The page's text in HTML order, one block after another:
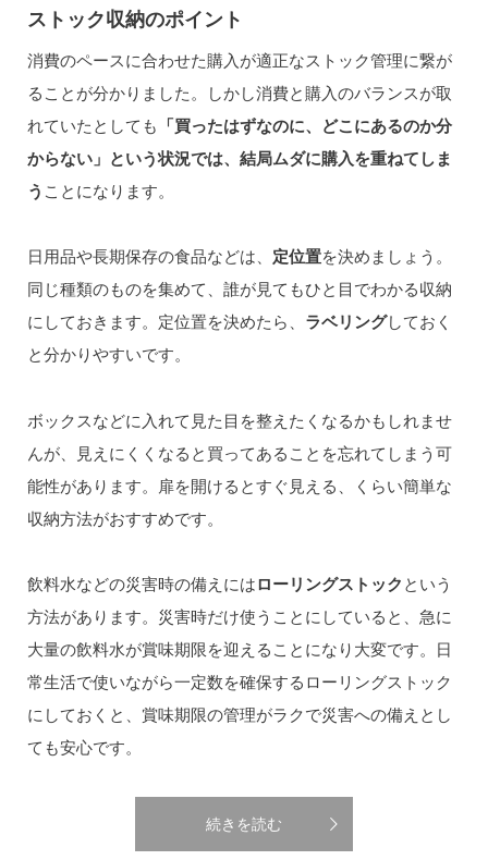
ストック収納のポイント
消費のペースに合わせた購入が適正なストック管理に繋が
ることが分かりました。しかし消費と購入のバランスが取
れていたとしても 「買ったはずなのに、どこにあるのか分
からない」という状況では、結局ムダに購入を重ねてしま
う ことになります。
日用品や長期保存の食品などは、 定位置を決めましょう。
同じ種類のものを集めて、誰が見てもひと目でわかる収納
にしておきます。定位置を決めたら、 ラベリングしておく
と分かりやすいです。
ボックスなどに入れて見た目を整えたくなるかもしれませ
んが、見えにくくなると買ってあることを忘れてしまう可
能性があります。扉を開けるとすぐ見える、くらい簡単な
収納方法がおすすめです。
飲料水などの災害時の備えにはローリングストック という
方法があります。災害時だけ使うことにしていると、急に
大量の飲料水が賞味期限を迎えることになり大変です。日
常生活で使いながら一定数を確保するローリングストック
にしておくと、賞味期限の管理がラクで災害への備えとし
ても安心です。
続きを読む